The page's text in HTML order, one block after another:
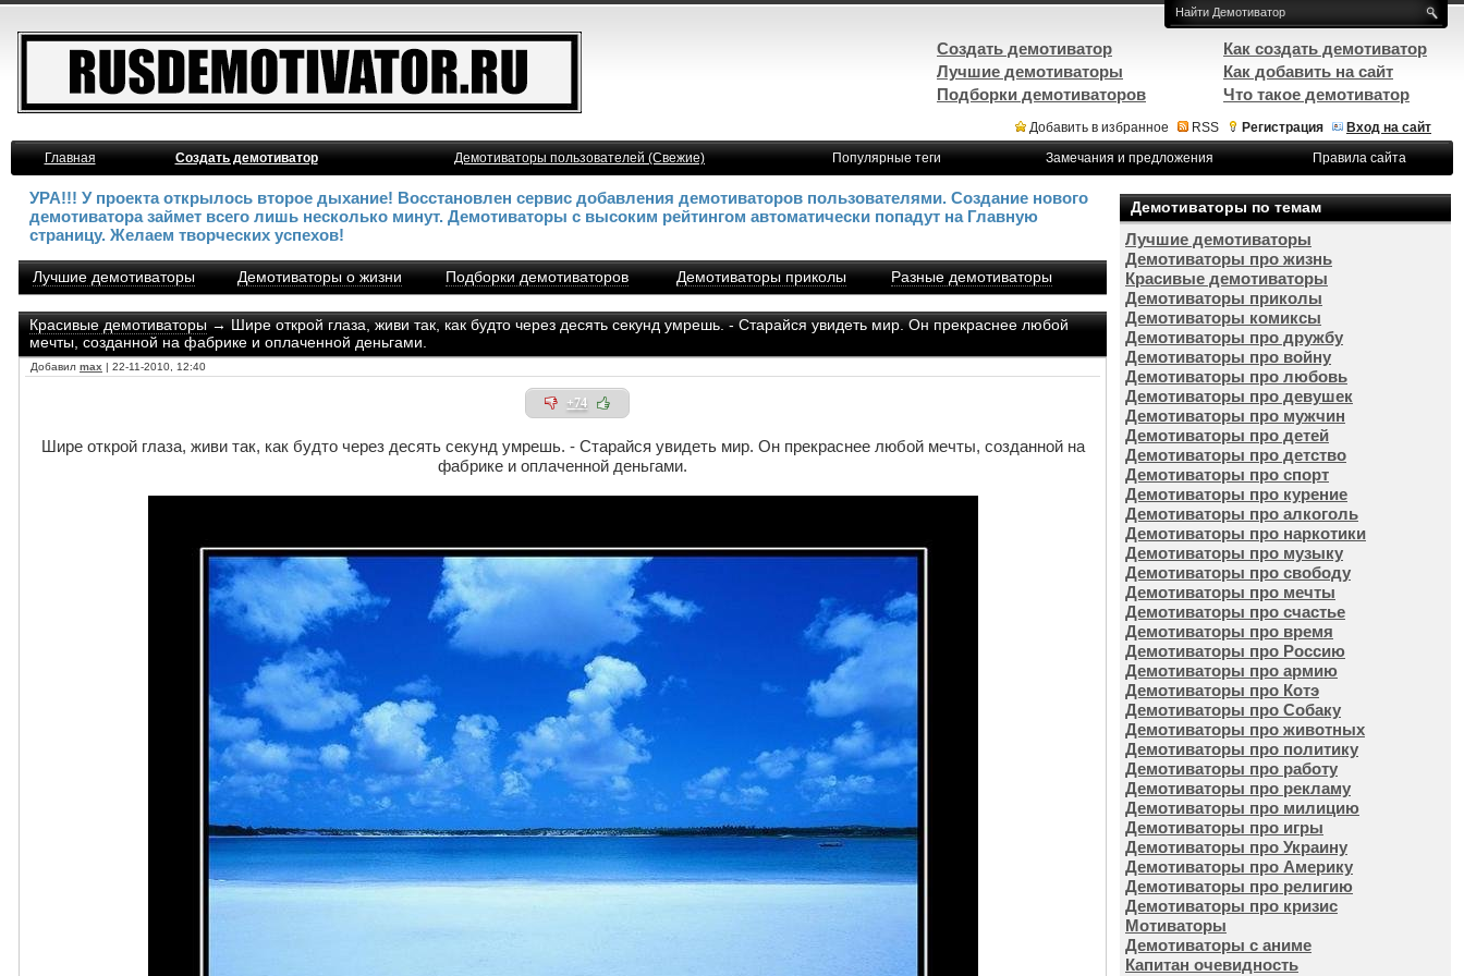
Добавить в избранное RSS Регистрация
Вход на сайт
Главная
Создать демотиватор Демотиваторы пользователей (Свежие) Популярные теги Замечания и предложения Правила сайта
УРА!!! У проекта открылось второе дыхание! Восстановлен сервис добавления демотиваторов пользователями. Создание нового
демотиватора займет всего лишь несколько минут. Демотиваторы с высоким рейтингом автоматически попадут на Главную
страницу. Желаем творческих успехов!
Лучшие демотиваторы Демотиваторы о жизни Подборки демотиваторов Демотиваторы приколы Разные демотиваторы
Красивые демотиваторы→ Шире открой глаза, живи так, как будто через десять секунд умрешь. - Старайся увидеть мир. Он прекраснее любой
мечты, созданной на фабрике и оплаченной деньгами.
Добавил max | 22-11-2010, 12:40
+74
Шире открой глаза, живи так, как будто через десять секунд умрешь. - Старайся увидеть мир. Он прекраснее любой мечты, созданной на
фабрике и оплаченной деньгами.
Демотиваторы по темам
Лучшие демотиваторы
Демотиваторы про жизнь
Красивые демотиваторы
Демотиваторы приколы
Демотиваторы комиксы
Демотиваторы про дружбу
Демотиваторы про войну
Демотиваторы про любовь
Демотиваторы про девушек
Демотиваторы про мужчин
Демотиваторы про детей
Демотиваторы про детство
Демотиваторы про спорт
Демотиваторы про курение
Демотиваторы про алкоголь
Демотиваторы про наркотики
Демотиваторы про музыку
Демотиваторы про свободу
Демотиваторы про мечты
Демотиваторы про счастье
Демотиваторы про время
Демотиваторы про Россию
Демотиваторы про армию
Демотиваторы про Котэ
Демотиваторы про Собаку
Демотиваторы про животных
Демотиваторы про политику
Демотиваторы про работу
Демотиваторы про рекламу
Демотиваторы про милицию
Демотиваторы про игры
Демотиваторы про Украину
Демотиваторы про Америку
Демотиваторы про религию
Демотиваторы про кризис
Мотиваторы
Демотиваторы с аниме
Капитан очевидность
Создать демотиватор
Лучшие демотиваторы
Подборки демотиваторов
Как создать демотиватор
Как добавить на сайт
Что такое демотиватор